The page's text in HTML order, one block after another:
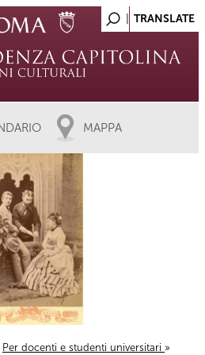
MAPPA
Per docenti e studenti universitari »